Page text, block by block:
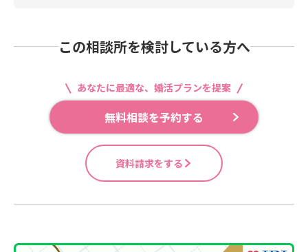
この相談所を検討している方へ
あなたに最適な、婚活プランを提案
無料相談を予約する
資料請求をする